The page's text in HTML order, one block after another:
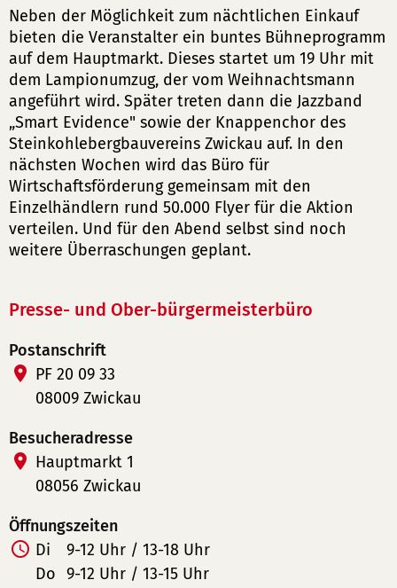
Neben der Möglichkeit zum nächtlichen Einkauf
bieten die Veranstalter ein buntes Bühneprogramm
auf dem Hauptmarkt. Dieses startet um 19 Uhr mit
dem Lampionumzug, der vom Weihnachtsmann
angeführt wird. Später treten dann die Jazzband
„Smart Evidence" sowie der Knappenchor des
Steinkohlebergbauvereins Zwickau auf. In den
nächsten Wochen wird das Büro für
Wirtschaftsförderung gemeinsam mit den
Einzelhändlern rund 50.000 Flyer für die Aktion
verteilen. Und für den Abend selbst sind noch
weitere Überraschungen geplant.
Presse- und Ober-bürgermeisterbüro
Postanschrift
PF 20 09 33
08009 Zwickau
Besucheradresse
Hauptmarkt 1
08056 Zwickau
Öffnungszeiten
Di
9-12 Uhr / 13-18 Uhr
Do 9-12 Uhr / 13-15 Uhr